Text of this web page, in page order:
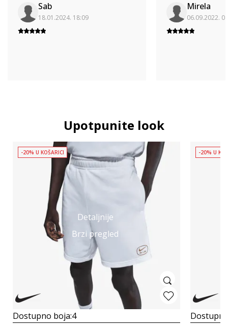
Sab
18.01.2024. 18:09
Mirela
06.09.2022.
Upotpunite look
Detaljnije
Brzi pregled
-20% U KOŠARICI
Dostupno boja:4
-20% U